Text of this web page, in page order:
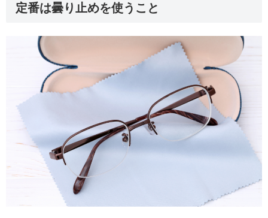
定番は曇り止めを使うこと